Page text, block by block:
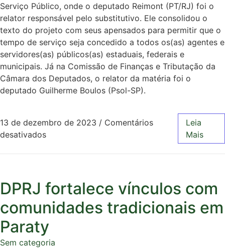
Serviço Público, onde o deputado Reimont (PT/RJ) foi o
relator responsável pelo substitutivo. Ele consolidou o
texto do projeto com seus apensados para permitir que o
tempo de serviço seja concedido a todos os(as) agentes e
servidores(as) públicos(as) estaduais, federais e
municipais. Já na Comissão de Finanças e Tributação da
Câmara dos Deputados, o relator da matéria foi o
deputado Guilherme Boulos (Psol-SP).
13 de dezembro de 2023 / Comentários
desativados
Leia
Mais
DPRJ fortalece vínculos com
comunidades tradicionais em
Paraty
Sem categoria